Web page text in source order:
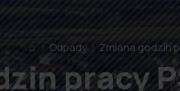
⌂ Odpady Zmiana godzin
pracy